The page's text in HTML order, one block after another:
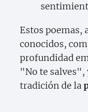
Estos poemas,
conocidos,
profundidad
"No te salves",
tradición de la